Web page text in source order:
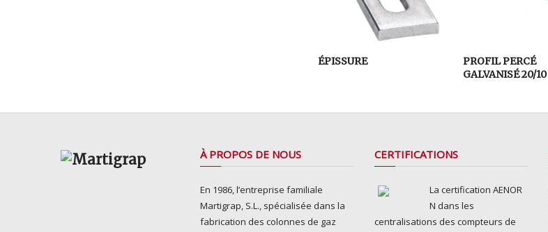
ÉPISSURE
PROFIL PERCÉ
GALVANISÉ 20/10
À PROPOS DE NOUS
En 1986, l’entreprise familiale
Martigrap, S.L., spécialisée dans la
fabrication des colonnes de gaz
CERTIFICATIONS
La certification AENOR
N dans les
centralisations des compteurs de